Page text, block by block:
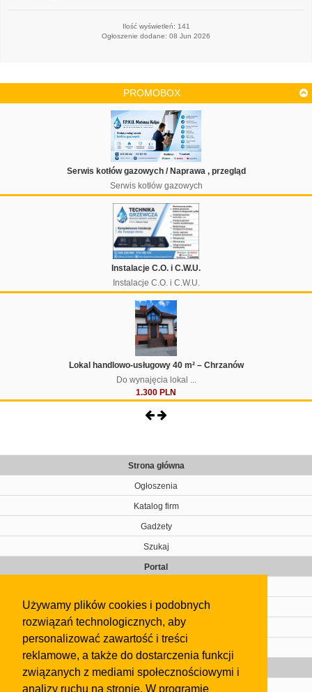
Używamy plików cookies i podobnych
rozwiązań technologicznych, aby
personalizować zawartość i treści
reklamowe, a także do dostarczenia funkcji
związanych z mediami społecznościowymi i
analizy ruchu na stronie. W programie
Ilość wyświetleń: 141
Ogłoszenie dodane: 08 Jun 2026
PROMOBOX
Serwis kotłów gazowych / Naprawa , przegląd
Serwis kotłów gazowych
Instalacje C.O. i C.W.U.
Instalacje C.O. i C.W.U.
Lokal handlowo-usługowy 40 m² – Chrzanów
Do wynajęcia lokal ...
1.300 PLN
Strona główna
Ogłoszenia
Katalog firm
Gadżety
Szukaj
Portal
Kontakt
Regulamin
Gazeta
Olkusz